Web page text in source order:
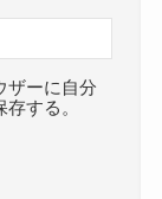
ザーに自分
する。